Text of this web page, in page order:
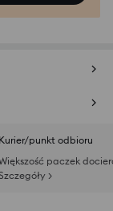
Kurier/punkt odbioru
paczek
>